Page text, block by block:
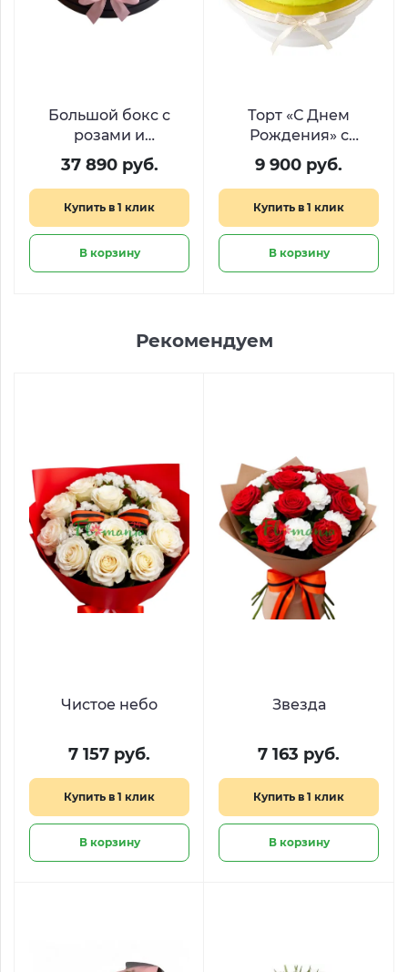
Большой бокс с
розами и
шоколадом Киндер
«Остров желаний»
37 890 руб.
Купить в 1 клик
В корзину
Торт «С Днем
Рождения» с
ягодами и печеньем
Oreo
9 900 руб.
Купить в 1 клик
В корзину
Рекомендуем
Чистое небо
7 157 руб.
Купить в 1 клик
В корзину
Звезда
7 163 руб.
Купить в 1 клик
В корзину